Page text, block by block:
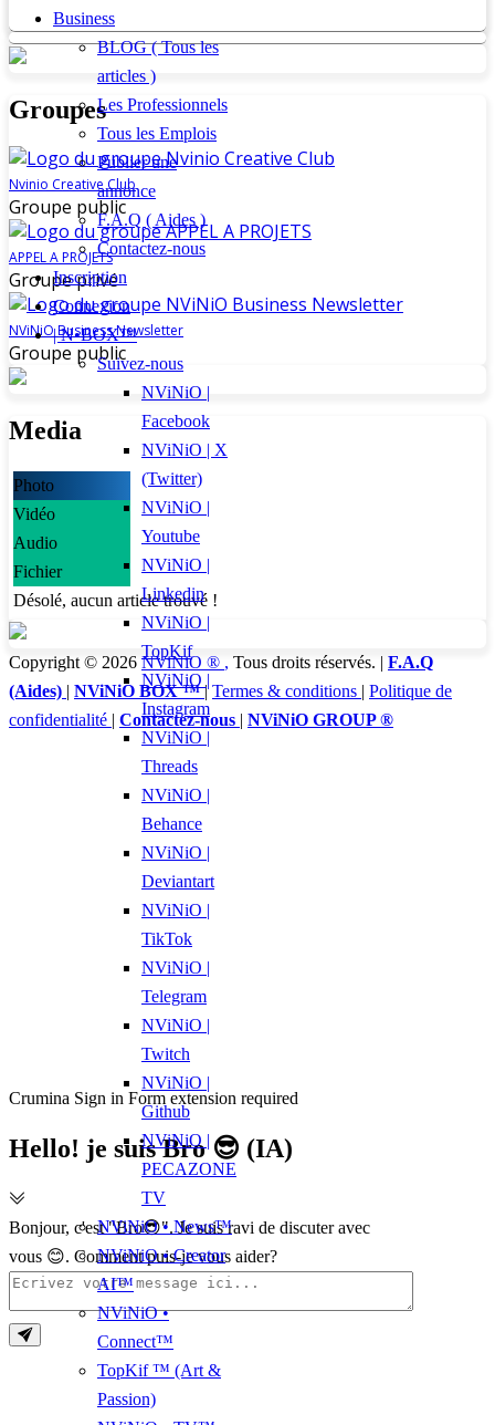
Groupes
Nvinio Creative Club
Groupe public
APPEL A PROJETS
Groupe privé
NViNiO Business Newsletter
Groupe public
Media
Photo
Vidéo
Audio
Fichier
Désolé, aucun article trouvé !
Copyright © 2026 NViNiO ® , Tous droits réservés. | F.A.Q
(Aides) | NViNiO BOX ™|Termes & conditions | Politique de
confidentialité | Contactez-nous | NViNiO GROUP ®
Crumina Sign in Form extension required
Hello! je suis Bro 😎 (IA)
Bonjour, c'est "Bro😎". Je suis ravi de discuter avec
vous 😊. Comment puis-je vous aider?
Business
BLOG ( Tous les
articles )
Les Professionnels
Tous les Emplois
Publier une
annonce
F.A.Q ( Aides )
Contactez-nous
Inscription
Connexion
| N•BOX™
Suivez-nous
NViNiO |
Facebook
NViNiO | X
(Twitter)
NViNiO |
Youtube
NViNiO |
Linkedin
NViNiO |
TopKif
NViNiO |
Instagram
NViNiO |
Threads
NViNiO |
Behance
NViNiO |
Deviantart
NViNiO |
TikTok
NViNiO |
Telegram
NViNiO |
Twitch
NViNiO |
Github
NViNiO |
PECAZONE
TV
NViNiO • News™
NViNiO • Creator
AI™
NViNiO •
Connect™
TopKif ™ (Art &
Passion)